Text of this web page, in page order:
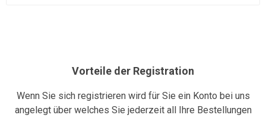
Vorteile der Registration
Wenn Sie sich registrieren wird für Sie ein Konto bei uns
angelegt über welches Sie jederzeit all Ihre Bestellungen